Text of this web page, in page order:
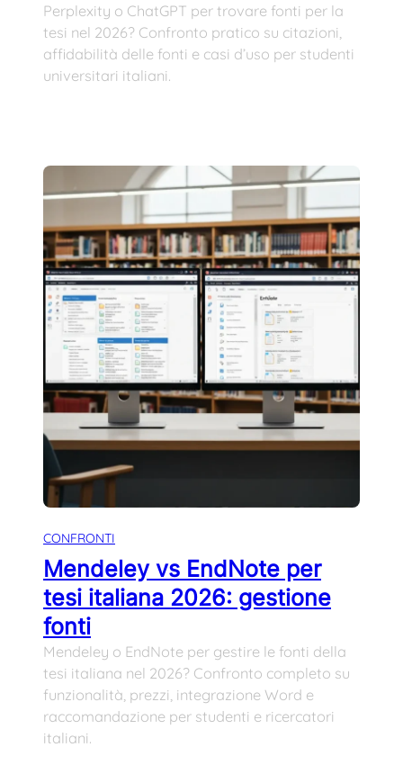
Perplexity o ChatGPT per trovare fonti per la
tesi nel 2026? Confronto pratico su citazioni,
affidabilità delle fonti e casi d’uso per studenti
universitari italiani.
CONFRONTI
Mendeley vs EndNote per
tesi italiana 2026: gestione
fonti
Mendeley o EndNote per gestire le fonti della
tesi italiana nel 2026? Confronto completo su
funzionalità, prezzi, integrazione Word e
raccomandazione per studenti e ricercatori
italiani.